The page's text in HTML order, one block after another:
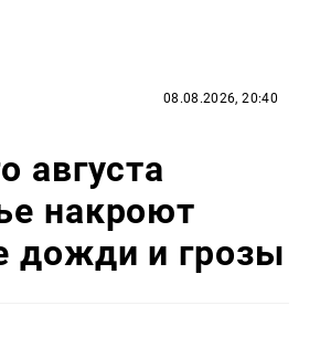
08.08.2026, 20:40
августа
накроют
дожди и грозы